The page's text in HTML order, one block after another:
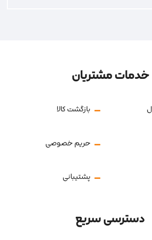
خدمات مشتریان
بازگشت کالا
حریم خصوصی
پشتیبانی
دسترسی سریع